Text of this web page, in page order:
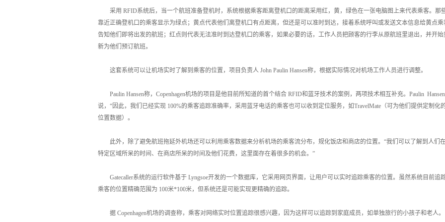
采用 RFID系统后，当一个航班准备登机时，系统根据乘客距离登机口的距离采用红，黄，绿色在一张电脑图上来代表乘客。那
靠近正确登机口的乘客显示为绿点；黄点代表他们离登机口有点距离，但还是可以准时到达，接着系统呼叫或发送文本信息给黄点乘
告知他们即将出发的航班；红点则代表无法准时到达登机口的乘客，如果必要的话，工作人员把顾客的行李从原航班里退出，并开始
新为他们预订航班。
这套系统可以让机场实时了解到乘客的位置，项目负责人 John Paulin Hansen称，根据实际情况对机场工作人员进行调整。
Paulin Hansen称，Copenhagen机场的项目是他目前所知道的首个结合 RFID和蓝牙技术的案例，两项技术相互补充。Paulin Hansen
说，“因此，我们已经实现 100%的乘客追踪准确率，采用蓝牙电话的乘客也可以收到定位服务，如TravelMate（可为他们提供定制化
位置数据）。
此外，除了避免航班拖延外机场还可以利用乘客数据来分析机场的乘客流分布，规化饭店和商店的位置。“我们可以了解到人们
特定区域所呆的时间、在商店所呆的时间及他们花费，这里面存在着很多的机会。”
Gatecaller系统的运行软件基于 Lyngsoe开发的一个数据库，它采用网页界面，让用户可以实时追踪乘客的位置。虽然系统目前追
乘客的位置精确范围为 100米*100米，但系统还是可能实现更精确的追踪。
据 Copenhagen机场的调查称，乘客对网络实时位置追踪很感兴趣，因为这样可以追踪到家庭成员，如单独旅行的小孩子和老人。